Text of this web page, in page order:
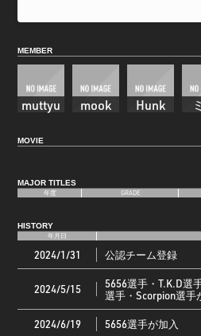
MEMBER
muttyu mook Hunk
MOVIE
MAJOR TITLES
年度 GRADE
HISTORY
年月日
2024/1/31 公認チーム登録
2024/5/15
5656選手・T.K.D選
選手・Scorpion選手
2024/6/19 5656選手が加入